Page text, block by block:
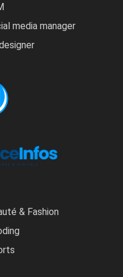
media manager
& Fashion